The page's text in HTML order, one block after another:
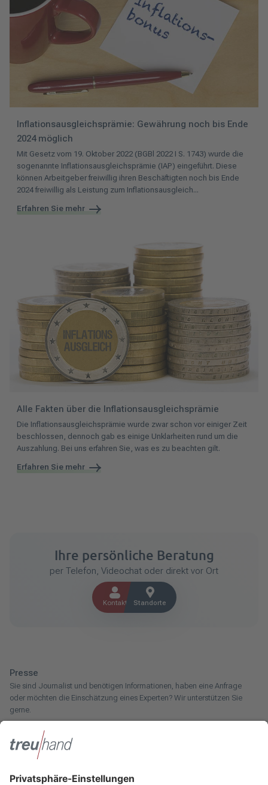
Inflationsausgleichsprämie: Gewährung noch bis Ende
2024 möglich
Mit Gesetz vom 19. Oktober 2022 (BGBl 2022 I S. 1743) wurde die
sogenannte Inflationsausgleichsprämie (IAP) eingeführt. Diese
können Arbeitgeber freiwillig ihren Beschäftigten noch bis Ende
2024 freiwillig als Leistung zum Inflationsausgleich...
Erfahren Sie mehr
Alle Fakten über die Inflationsausgleichsprämie
Die Inflationsausgleichsprämie wurde zwar schon vor einiger Zeit
beschlossen, dennoch gab es einige Unklarheiten rund um die
Auszahlung. Bei uns erfahren Sie, was es zu beachten gilt.
Erfahren Sie mehr
Ihre persönliche Beratung
per Telefon, Videochat oder direkt vor Ort
Kontakt Standorte
Presse
Sie sind Journalist und benötigen Informationen, haben eine Anfrage
oder möchten die Einschätzung eines Experten? Wir unterstützen Sie
gerne.
Innotax
forstwirtschaftlichen Betrieb oder kommen aus dem Handwerk und